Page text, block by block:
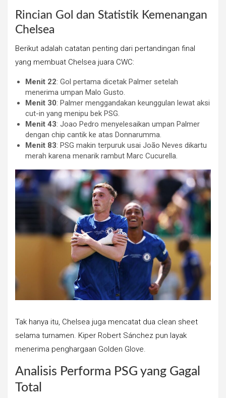
Rincian Gol dan Statistik Kemenangan
Chelsea
Berikut adalah catatan penting dari pertandingan final
yang membuat Chelsea juara CWC:
Menit 22: Gol pertama dicetak Palmer setelah
menerima umpan Malo Gusto.
Menit 30: Palmer menggandakan keunggulan lewat aksi
cut-in yang menipu bek PSG.
Menit 43: Joao Pedro menyelesaikan umpan Palmer
dengan chip cantik ke atas Donnarumma.
Menit 83: PSG makin terpuruk usai João Neves dikartu
merah karena menarik rambut Marc Cucurella.
Tak hanya itu, Chelsea juga mencatat dua clean sheet
selama turnamen. Kiper Robert Sánchez pun layak
menerima penghargaan Golden Glove.
Analisis Performa PSG yang Gagal
Total